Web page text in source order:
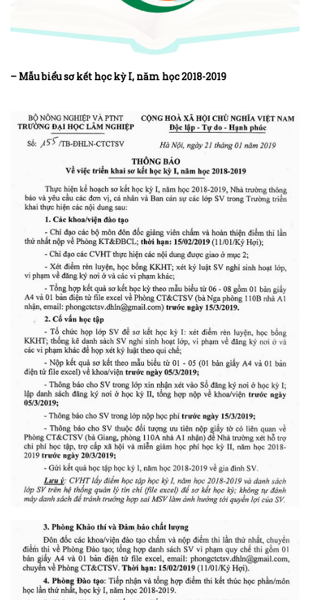
– Mẫu biểu sơ kết học kỳ I, năm học 2018-2019